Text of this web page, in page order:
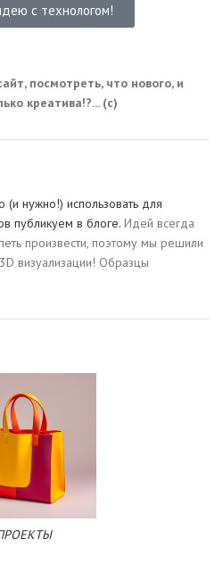
с технологом!
посмотреть, что нового, и
креатива!?... (с)
нужно!) использовать для
публикуем в блоге. Идей всегда
произвести, поэтому мы решили
визуализации! Образцы